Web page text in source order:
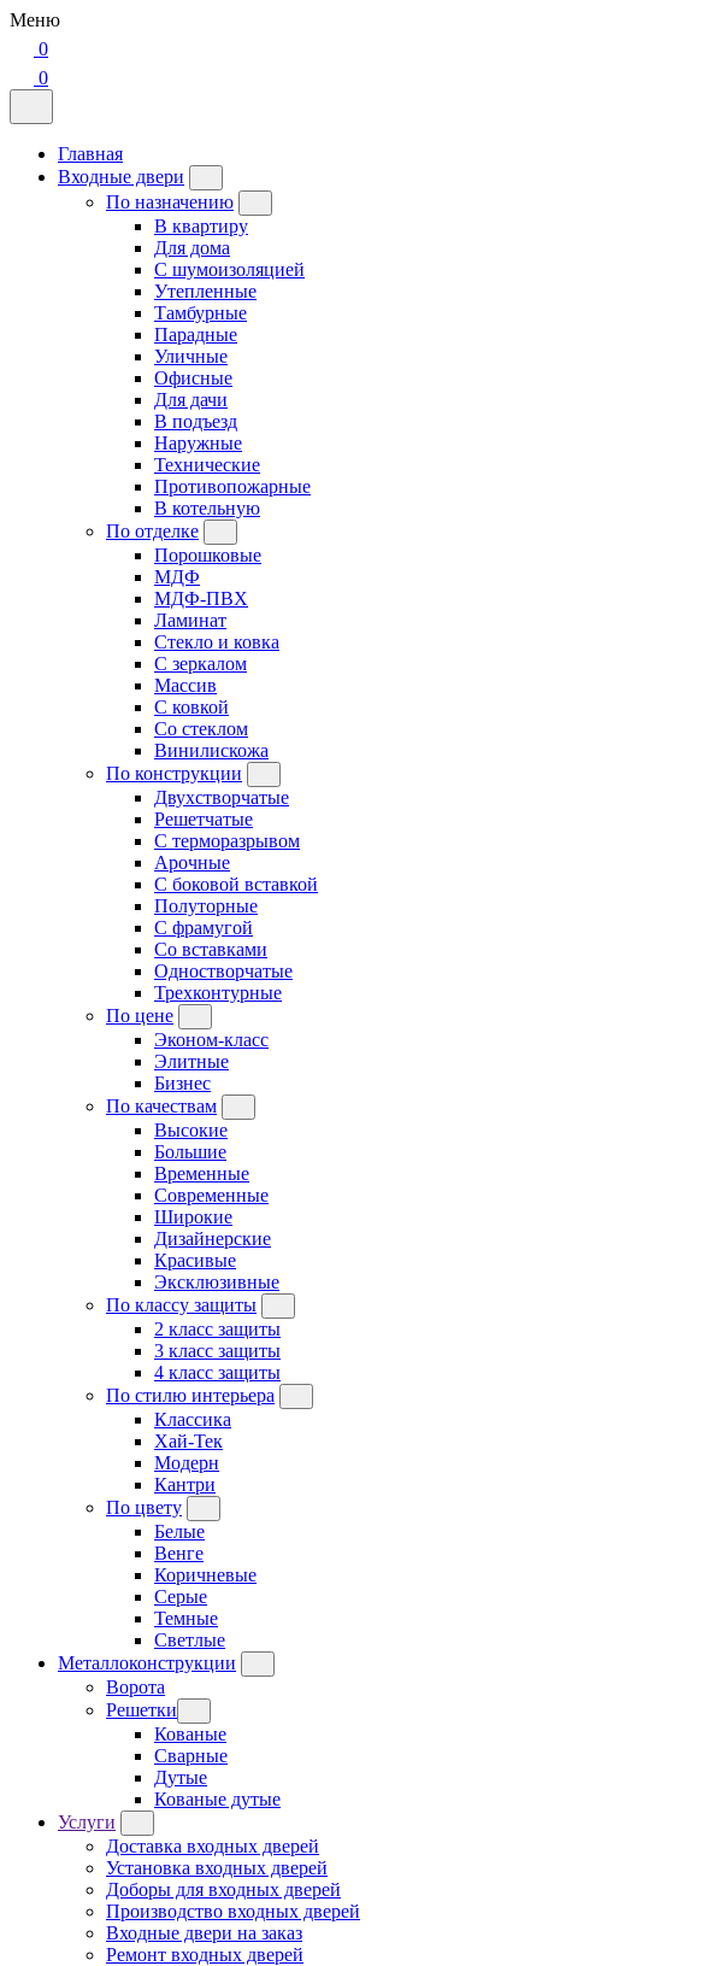
Меню
0
0
Главная
Входные двери
По назначению
В квартиру
Для дома
С шумоизоляцией
Утепленные
Тамбурные
Парадные
Уличные
Офисные
Для дачи
В подъезд
Наружные
Технические
Противопожарные
В котельную
По отделке
Порошковые
МДФ
МДФ-ПВХ
Ламинат
Стекло и ковка
С зеркалом
Массив
С ковкой
Со стеклом
Винилискожа
По конструкции
Двухстворчатые
Решетчатые
С терморазрывом
Арочные
С боковой вставкой
Полуторные
С фрамугой
Cо вставками
Одностворчатые
Трехконтурные
По цене
Эконом-класс
Элитные
Бизнес
По качествам
Высокие
Большие
Временные
Современные
Широкие
Дизайнерские
Красивые
Эксклюзивные
По классу защиты
2 класс защиты
3 класс защиты
4 класс защиты
По стилю интерьера
Классика
Хай-Тек
Модерн
Кантри
По цвету
Белые
Венге
Коричневые
Серые
Темные
Светлые
Металлоконструкции
Ворота
Решетки
Кованые
Сварные
Дутые
Кованые дутые
Услуги
Доставка входных дверей
Установка входных дверей
Доборы для входных дверей
Производство входных дверей
Входные двери на заказ
Ремонт входных дверей